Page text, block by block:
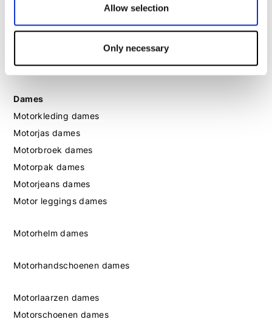
Allow selection
Only necessary
Motorhandschoenen heren
Dames
Motorkleding dames
Motorjas dames
Motorbroek dames
Motorpak dames
Motorjeans dames
Motor leggings dames
Motorhelm dames
Motorhandschoenen dames
Motorlaarzen dames
Motorschoenen dames